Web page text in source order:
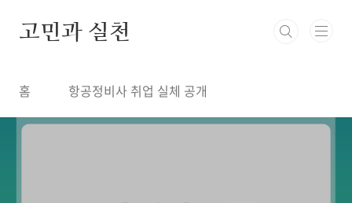
고민과 실천
홈 항공정비사 취업 실체 공개